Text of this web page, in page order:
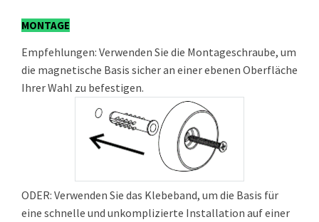
MONTAGE
Empfehlungen: Verwenden Sie die Montageschraube, um
die magnetische Basis sicher an einer ebenen Oberfläche
Ihrer Wahl zu befestigen.
ODER: Verwenden Sie das Klebeband, um die Basis für
eine schnelle und unkomplizierte Installation auf einer